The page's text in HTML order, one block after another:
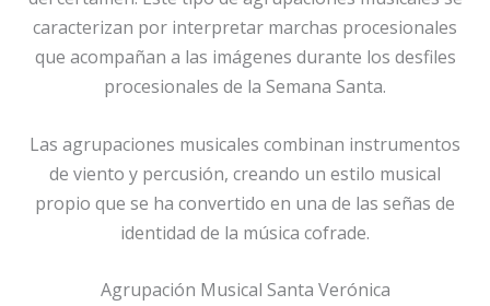
caracterizan por interpretar marchas procesionales
que acompañan a las imágenes durante los desfiles
procesionales de la Semana Santa.
Las agrupaciones musicales combinan instrumentos
de viento y percusión, creando un estilo musical
propio que se ha convertido en una de las señas de
identidad de la música cofrade.
Agrupación Musical Santa Verónica